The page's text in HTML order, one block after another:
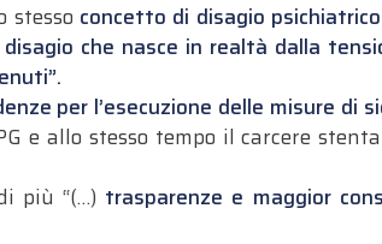
stesso concetto di disagio psichiatrico
disagio che nasce in realtà dalla
per l’esecuzione delle misure di
e allo stesso tempo il carcere
più “(…) trasparenze e maggior